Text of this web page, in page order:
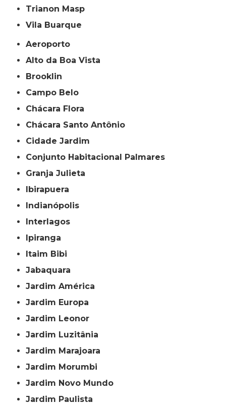
Trianon Masp
Vila Buarque
Aeroporto
Alto da Boa Vista
Brooklin
Campo Belo
Chácara Flora
Chácara Santo Antônio
Cidade Jardim
Conjunto Habitacional Palmares
Granja Julieta
Ibirapuera
Indianópolis
Interlagos
Ipiranga
Itaim Bibi
Jabaquara
Jardim América
Jardim Europa
Jardim Leonor
Jardim Luzitânia
Jardim Marajoara
Jardim Morumbi
Jardim Novo Mundo
Jardim Paulista